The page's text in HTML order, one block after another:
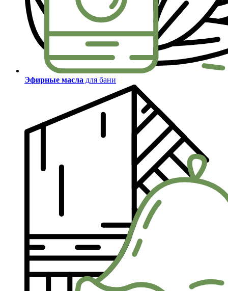
Эфирные масла для бани